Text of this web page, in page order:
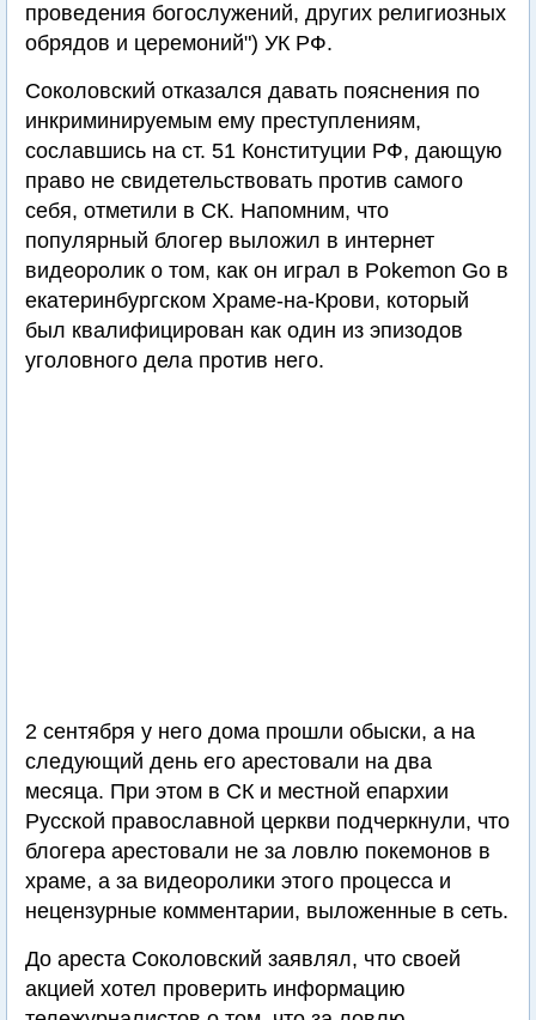
проведения богослужений, других религиозных
обрядов и церемоний") УК РФ.
Соколовский отказался давать пояснения по
инкриминируемым ему преступлениям,
сославшись на ст. 51 Конституции РФ, дающую
право не свидетельствовать против самого
себя, отметили в СК. Напомним, что
популярный блогер выложил в интернет
видеоролик о том, как он играл в Pokemon Go в
екатеринбургском Храме-на-Крови, который
был квалифицирован как один из эпизодов
уголовного дела против него.
2 сентября у него дома прошли обыски, а на
следующий день его арестовали на два
месяца. При этом в СК и местной епархии
Русской православной церкви подчеркнули, что
блогера арестовали не за ловлю покемонов в
храме, а за видеоролики этого процесса и
нецензурные комментарии, выложенные в сеть.
До ареста Соколовский заявлял, что своей
акцией хотел проверить информацию